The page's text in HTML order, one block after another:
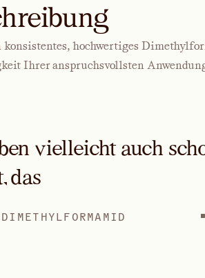
hochwertiges
Ihrer anspruchsvollsten
vielleicht auch
das